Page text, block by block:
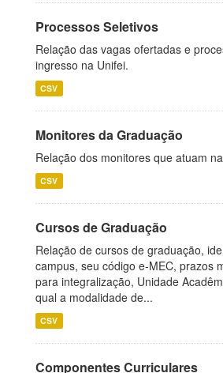
Processos Seletivos
Relação das vagas ofertadas e
ingresso na Unifei.
CSV
Monitores da Graduação
Relação dos monitores que atuam
CSV
Cursos de Graduação
Relação de cursos de graduação,
campus, seu código e-MEC, prazos
para integralização, Unidade
qual a modalidade de...
CSV
Componentes Curriculares